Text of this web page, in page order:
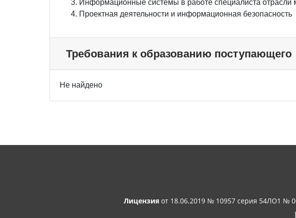
Информационные системы в работе специалиста отрасли
Проектная деятельности и информационная безопасность
Требования к образованию поступающего
Не найдено
Лицензия от 18.06.2019 № 10957 серия 54ЛО1 №